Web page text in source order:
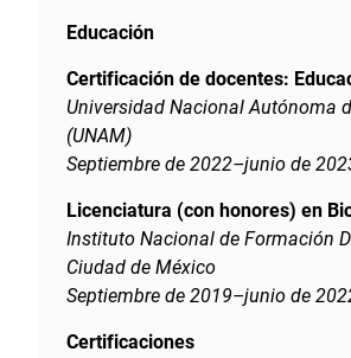
Educación
Certificación de docentes:
Universidad Nacional Autónoma
(UNAM)
Septiembre de 2022–junio de
Licenciatura (con honores) en
Instituto Nacional de Formación
Ciudad de México
Septiembre de 2019–junio de
Certificaciones